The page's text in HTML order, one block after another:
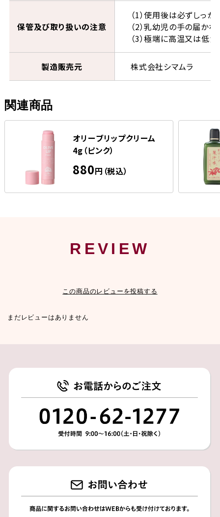
保管及び取り扱いの注意
（1）使用後は必ずしっか
（2）乳幼児の手の届か
（3）極端に高温又は低
製造販売元 株式会社シマムラ
関連商品
オリーブリップクリーム
4g（ピンク）
880円（税込）
REVIEW
この商品のレビューを投稿する
まだレビューはありません